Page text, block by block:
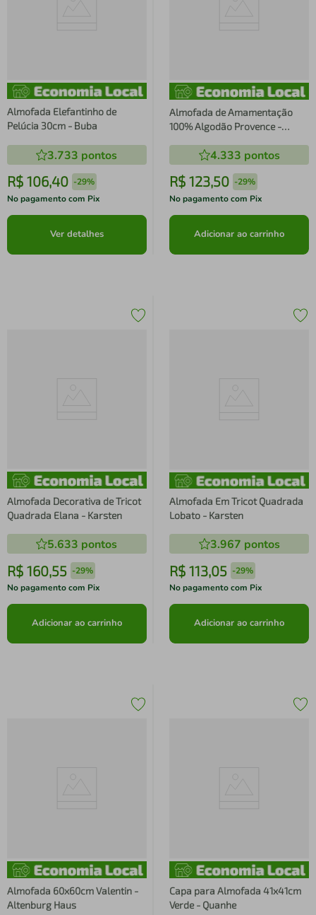
Almofada Elefantinho de
Pelúcia 30cm - Buba
3.733 pontos
R$ 106,40 -29%
No pagamento com Pix
Ver detalhes
Almofada de Amamentação
100% Algodão Provence -
4.333 pontos
R$ 123,50 -29%
No pagamento com Pix
Adicionar ao carrinho
Almofada Decorativa de Tricot
Quadrada Elana - Karsten
5.633 pontos
R$ 160,55 -29%
No pagamento com Pix
Adicionar ao carrinho
Almofada Em Tricot Quadrada
Lobato - Karsten
3.967 pontos
R$ 113,05 -29%
No pagamento com Pix
Adicionar ao carrinho
Almofada 60x60cm Valentin -
Altenburg Haus
Capa para Almofada 41x41cm
Verde - Quanhe